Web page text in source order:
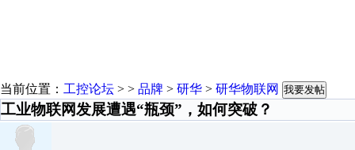
当前位置： 工控论坛 > > 品牌 > 研华 > 研华物联网 我要发帖
工业物联网发展遭遇“瓶颈”，如何突破？